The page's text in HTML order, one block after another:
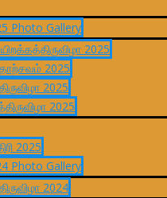
Photo Gallery
2025
2025
2025
2025
2025
Photo Gallery
2024